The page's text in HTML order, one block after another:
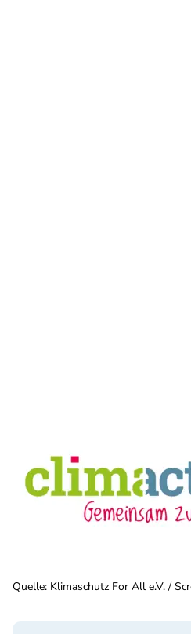
Quelle: Klimaschutz For All e.V. /